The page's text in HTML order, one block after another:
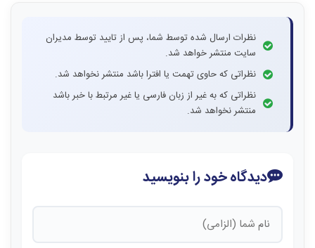
نظرات ارسال شده توسط شما، پس از تایید توسط مدیران
سایت منتشر خواهد شد.
نظراتی که حاوی تهمت یا افترا باشد منتشر نخواهد شد.
نظراتی که به غیر از زبان فارسی یا غیر مرتبط با خبر باشد
منتشر نخواهد شد.
دیدگاه خود را بنویسید